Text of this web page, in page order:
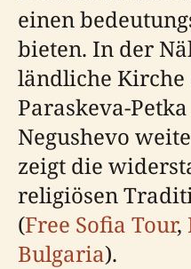
einen
bieten. In der
ländliche
Paraskeva-
Negushevo
zeigt die
religiösen
(Free Sofia Tour,
Bulgaria).